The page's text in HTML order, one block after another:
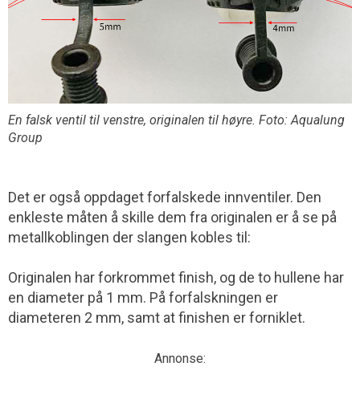
En falsk ventil til venstre, originalen til høyre. Foto: Aqualung
Group
Det er også oppdaget forfalskede innventiler. Den
enkleste måten å skille dem fra originalen er å se på
metallkoblingen der slangen kobles til:
Originalen har forkrommet finish, og de to hullene har
en diameter på 1 mm. På forfalskningen er
diameteren 2 mm, samt at finishen er forniklet.
Annonse: